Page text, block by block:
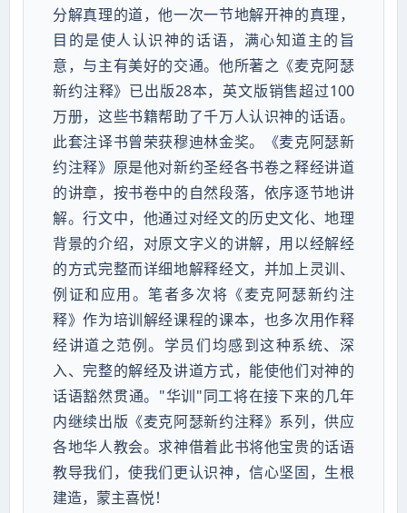
分解真理的道，他一次一节地解开神的真理，
目的是使人认识神的话语，满心知道主的旨
意，与主有美好的交通。他所著之《麦克阿瑟
新约注释》已出版28本，英文版销售超过100
万册，这些书籍帮助了千万人认识神的话语。
此套注译书曾荣获穆迪林金奖。《麦克阿瑟新
约注释》原是他对新约圣经各书卷之释经讲道
的讲章，按书卷中的自然段落，依序逐节地讲
解。行文中，他通过对经文的历史文化、地理
背景的介绍，对原文字义的讲解，用以经解经
的方式完整而详细地解释经文，并加上灵训、
例证和应用。笔者多次将《麦克阿瑟新约注
释》作为培训解经课程的课本，也多次用作释
经讲道之范例。学员们均感到这种系统、深
入、完整的解经及讲道方式，能使他们对神的
话语豁然贯通。"华训"同工将在接下来的几年
内继续出版《麦克阿瑟新约注释》系列，供应
各地华人教会。求神借着此书将他宝贵的话语
教导我们，使我们更认识神，信心坚固，生根
建造，蒙主喜悦！